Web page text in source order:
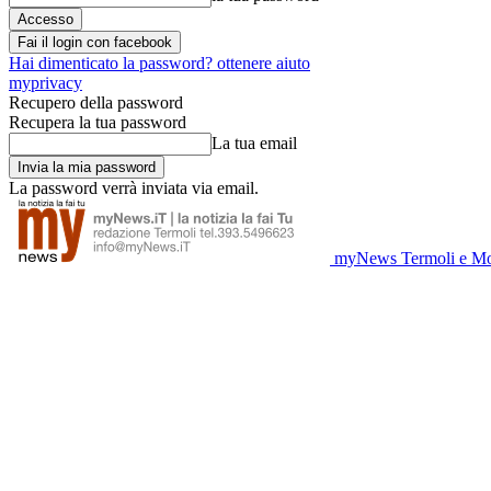
Fai il login con facebook
Hai dimenticato la password? ottenere aiuto
myprivacy
Recupero della password
Recupera la tua password
La tua email
La password verrà inviata via email.
myNews Termoli e